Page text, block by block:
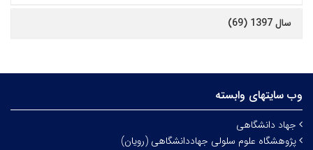
سال 1397 (69)
وب سایتهای وابسته
جهاد دانشگاهی
پژوهشگاه علوم سلولی جهاددانشگاهی (رویان)